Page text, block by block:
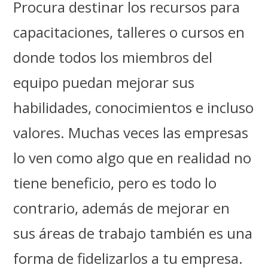
Procura destinar los recursos para
capacitaciones, talleres o cursos en
donde todos los miembros del
equipo puedan mejorar sus
habilidades, conocimientos e incluso
valores. Muchas veces las empresas
lo ven como algo que en realidad no
tiene beneficio, pero es todo lo
contrario, además de mejorar en
sus áreas de trabajo también es una
forma de fidelizarlos a tu empresa.